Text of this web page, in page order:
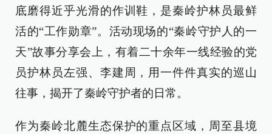
底磨得近乎光滑的作训鞋，是秦岭护林员最鲜
活的“工作勋章”。活动现场的“秦岭守护人的一
天”故事分享会上，有着二十余年一线经验的党
员护林员左强、李建周，用一件件真实的巡山
往事，揭开了秦岭守护者的日常。
作为秦岭北麓生态保护的重点区域，周至县境